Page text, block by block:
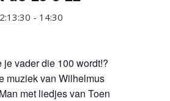
- 14:30
je vader die 100 wordt!?
muziek van Wilhelmus
met liedjes van Toen